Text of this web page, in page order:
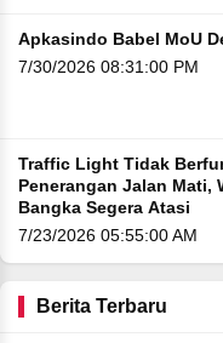
Apkasindo Babel MoU
7/30/2026 08:31:00 PM
Traffic Light Tidak
Penerangan Jalan Mati,
Bangka Segera Atasi
7/23/2026 05:55:00 AM
Berita Terbaru